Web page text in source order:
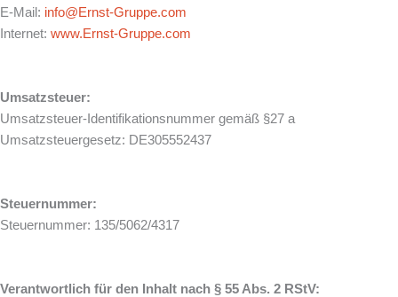
E-Mail: info@Ernst-Gruppe.com
Internet: www.Ernst-Gruppe.com
Umsatzsteuer:
Umsatzsteuer-Identifikationsnummer gemäß §27 a
Umsatzsteuergesetz: DE305552437
Steuernummer:
Steuernummer: 135/5062/4317
Verantwortlich für den Inhalt nach § 55 Abs. 2 RStV: